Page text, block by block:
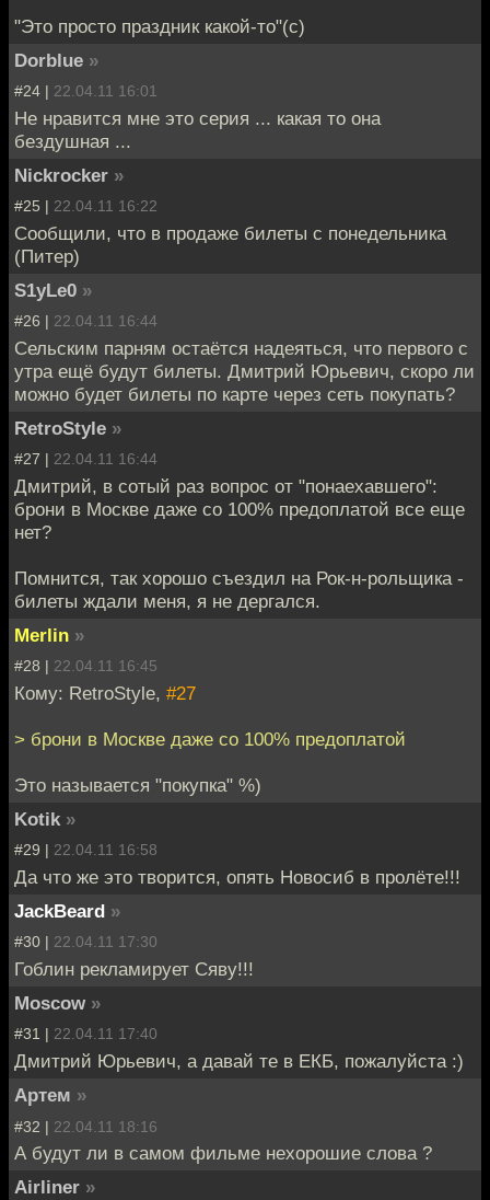
"Это просто праздник какой-то"(с)
Dorblue »
#24 | 22.04.11 16:01
Не нравится мне это серия ... какая то она
бездушная ...
Nickrocker »
#25 | 22.04.11 16:22
Сообщили, что в продаже билеты с понедельника
(Питер)
S1yLe0 »
#26 | 22.04.11 16:44
Сельским парням остаётся надеяться, что первого с
утра ещё будут билеты. Дмитрий Юрьевич, скоро ли
можно будет билеты по карте через сеть покупать?
RetroStyle »
#27 | 22.04.11 16:44
Дмитрий, в сотый раз вопрос от "понаехавшего":
брони в Москве даже со 100% предоплатой все еще
нет?
Помнится, так хорошо съездил на Рок-н-рольщика -
билеты ждали меня, я не дергался.
Merlin »
#28 | 22.04.11 16:45
Кому: RetroStyle, #27
> брони в Москве даже со 100% предоплатой
Это называется "покупка" %)
Kotik »
#29 | 22.04.11 16:58
Да что же это творится, опять Новосиб в пролёте!!!
JackBeard »
#30 | 22.04.11 17:30
Гоблин рекламирует Сяву!!!
Moscow »
#31 | 22.04.11 17:40
Дмитрий Юрьевич, а давай те в ЕКБ, пожалуйста :)
Артем »
#32 | 22.04.11 18:16
А будут ли в самом фильме нехорошие слова ?
Airliner »